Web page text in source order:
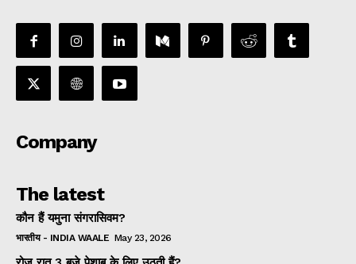
Company
The latest
कौन हैं यमुना संगरासिवम?
भारतीय - INDIA WAALE May 23, 2026